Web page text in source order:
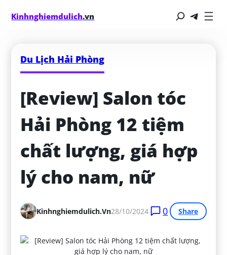
Kinhnghiemdulich.vn
Du Lịch Hải Phòng
[Review] Salon tóc
Hải Phòng 12 tiệm
chất lượng, giá hợp
lý cho nam, nữ
Kinhnghiemdulich.vn28/10/2024 0 Share